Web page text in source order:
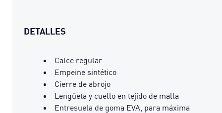
DETALLES
Calce regular
Empeine sintético
Cierre de abrojo
Lengüeta y cuello en tejido de malla
Entresuela de goma EVA, para máxima